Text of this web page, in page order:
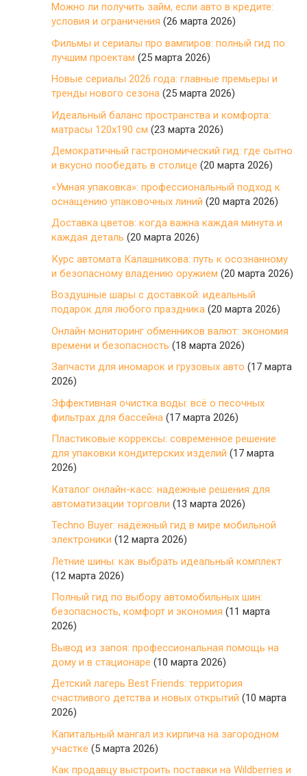
Можно ли получить займ, если авто в кредите:
условия и ограничения (26 марта 2026)
Фильмы и сериалы про вампиров: полный гид по
лучшим проектам (25 марта 2026)
Новые сериалы 2026 года: главные премьеры и
тренды нового сезона (25 марта 2026)
Идеальный баланс пространства и комфорта:
матрасы 120х190 см (23 марта 2026)
Демократичный гастрономический гид: где сытно
и вкусно пообедать в столице (20 марта 2026)
«Умная упаковка»: профессиональный подход к
оснащению упаковочных линий (20 марта 2026)
Доставка цветов: когда важна каждая минута и
каждая деталь (20 марта 2026)
Курс автомата Калашникова: путь к осознанному
и безопасному владению оружием (20 марта 2026)
Воздушные шары с доставкой: идеальный
подарок для любого праздника (20 марта 2026)
Онлайн мониторинг обменников валют: экономия
времени и безопасность (18 марта 2026)
Запчасти для иномарок и грузовых авто (17 марта
2026)
Эффективная очистка воды: всё о песочных
фильтрах для бассейна (17 марта 2026)
Пластиковые коррексы: современное решение
для упаковки кондитерских изделий (17 марта
2026)
Каталог онлайн-касс: надежные решения для
автоматизации торговли (13 марта 2026)
Techno Buyer: надёжный гид в мире мобильной
электроники (12 марта 2026)
Летние шины: как выбрать идеальный комплект
(12 марта 2026)
Полный гид по выбору автомобильных шин:
безопасность, комфорт и экономия (11 марта
2026)
Вывод из запоя: профессиональная помощь на
дому и в стационаре (10 марта 2026)
Детский лагерь Best Friends: территория
счастливого детства и новых открытий (10 марта
2026)
Капитальный мангал из кирпича на загородном
участке (5 марта 2026)
Как продавцу выстроить поставки на Wildberries и